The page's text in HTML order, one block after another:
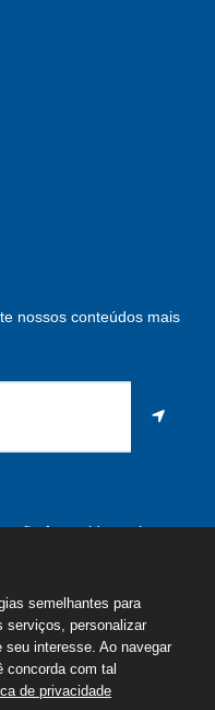
nossos conteúdos mais
são fornecidas pelo
a alteração a qualquer
| Todos os direitos
semelhantes para
serviços, personalizar
seu interesse. Ao navegar
concorda com tal
de privacidade